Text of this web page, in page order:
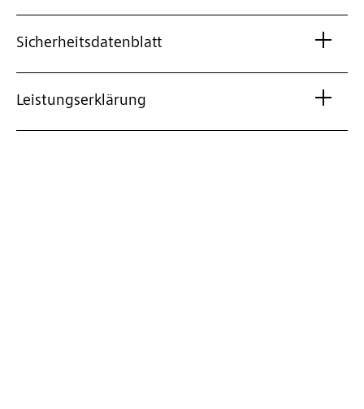
Sicherheitsdatenblatt
Leistungserklärung